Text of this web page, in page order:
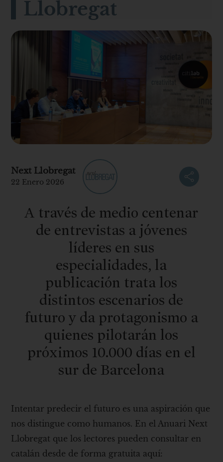
Llobregat
Next Llobregat
22 Enero 2026
A través de medio centenar
de entrevistas a jóvenes
líderes en sus
especialidades, la
publicación trata los
distintos escenarios de
futuro y da protagonismo a
quienes pilotarán los
próximos 10.000 días en el
sur de Barcelona
Intentar predecir el futuro es una aspiración que
nos distingue como humanos. En el Anuari Next
Llobregat que los lectores pueden consultar en
catalán desde de forma gratuita aquí: